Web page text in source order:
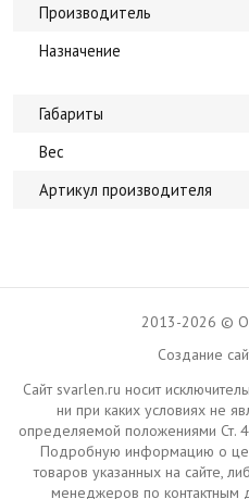
Производитель
Назначение
Габариты
Вес
Артикул производителя
2013-2026 ©
Создание
Сайт svarlen.ru носит
ни при каких условиях не
определяемой положениями Ст.
Подробную информацию о
товаров указанных на сайте,
менеджеров по контактным